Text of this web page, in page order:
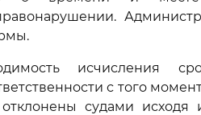
исчисления
с того
судами исходя